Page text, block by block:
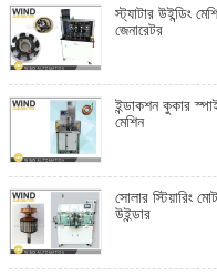
স্ট্যাটার উইন্ডিং
জেনারেটর
ইন্ডাকশন কুকার
মেশিন
সোলার স্টিয়ারিং
উইন্ডার